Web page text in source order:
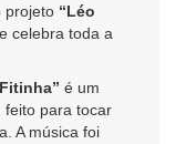
projeto “Léo
celebra toda a
é um
feito para tocar
A música foi